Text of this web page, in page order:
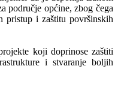
područje općine, zbog čega
pristup i zaštitu površinskih
koji doprinose zaštiti
i stvaranje boljih